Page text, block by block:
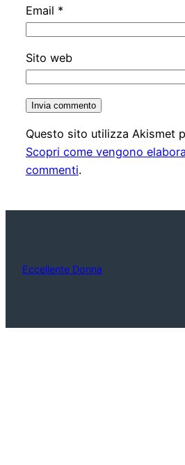
Email *
Sito web
Questo sito utilizza Akismet
Scopri come vengono
commenti.
Eccellente Donna